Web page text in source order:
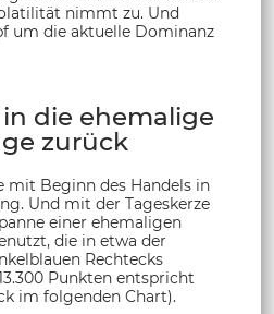
nimmt zu. Und
um die aktuelle Dominanz
die ehemalige
zurück
mit Beginn des Handels in
Und mit der Tageskerze
einer ehemaligen
die in etwa der
Rechtecks
Punkten entspricht
im folgenden Chart).